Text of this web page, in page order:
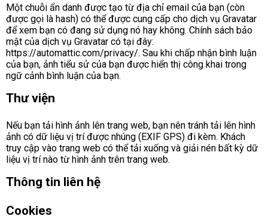
Một chuỗi ẩn danh được tạo từ địa chỉ email của bạn (còn
được gọi là hash) có thể được cung cấp cho dịch vụ Gravatar
để xem bạn có đang sử dụng nó hay không. Chính sách bảo
mật của dịch vụ Gravatar có tại đây:
https://automattic.com/privacy/. Sau khi chấp nhận bình luận
của bạn, ảnh tiểu sử của bạn được hiển thị công khai trong
ngữ cảnh bình luận của bạn.
Thư viện
Nếu bạn tải hình ảnh lên trang web, bạn nên tránh tải lên hình
ảnh có dữ liệu vị trí được nhúng (EXIF GPS) đi kèm. Khách
truy cập vào trang web có thể tải xuống và giải nén bất kỳ dữ
liệu vị trí nào từ hình ảnh trên trang web.
Thông tin liên hệ
Cookies